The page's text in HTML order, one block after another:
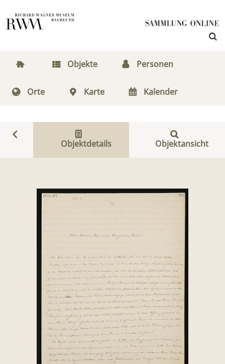
Objekte Personen
Orte Karte Kalender
Objektdetails Objektansicht